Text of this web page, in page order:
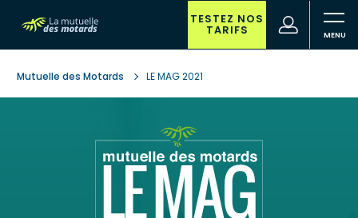
contenu
principal recherche
TESTEZ NOS
TARIFS
(nouvelle
fenêtre)
Mutuelle des Motards LE MAG 2021